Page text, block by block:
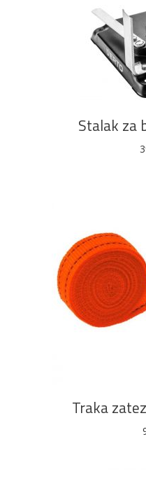
DODAJ
Stalak za
Traka